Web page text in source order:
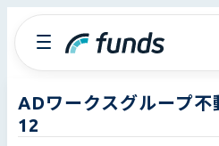
ADワークスグループ
12